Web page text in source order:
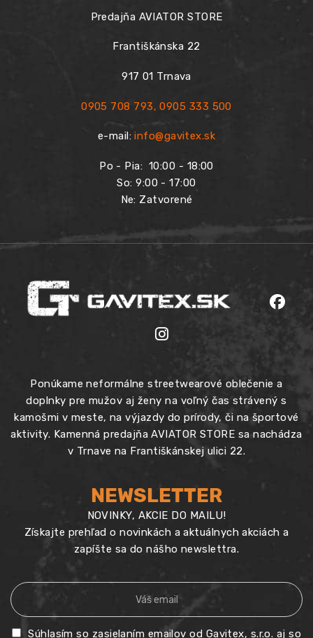
Predajňa AVIATOR STORE
Františkánska 22
917 01 Trnava
0905 708 793,0905 333 500
e-mail:info@gavitex.sk
Po - Pia:10:00 - 18:00
So: 9:00 - 17:00
Ne: Zatvorené
Ponúkame neformálne streetwearové oblečenie a
doplnky pre mužov aj ženy na voľný čas strávený s
kamošmi v meste, na výjazdy do prírody, či na športové
aktivity. Kamenná predajňa AVIATOR STORE sa nachádza
v Trnave na Františkánskej ulici 22.
NEWSLETTER
NOVINKY, AKCIE DO MAILU!
Získajte prehľad o novinkách a aktuálnych akciách a
zapíšte sa do nášho newslettra.
Súhlasím so zasielaním emailov od Gavitex, s.r.o. aj so